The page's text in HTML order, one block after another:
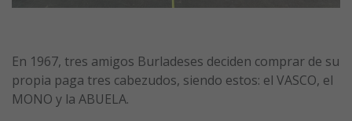
En 1967, tres amigos Burladeses deciden comprar de su
propia paga tres cabezudos, siendo estos: el VASCO, el
MONO y la ABUELA.